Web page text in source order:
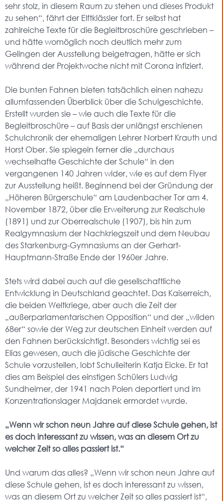
sehr stolz, in diesem Raum zu stehen und dieses Produkt
zu sehen“, fährt der Elftklässler fort. Er selbst hat
zahlreiche Texte für die Begleitbroschüre geschrieben –
und hätte womöglich noch deutlich mehr zum
Gelingen der Ausstellung beigetragen, hätte er sich
während der Projektwoche nicht mit Corona infiziert.
Die bunten Fahnen bieten tatsächlich einen nahezu
allumfassenden Überblick über die Schulgeschichte.
Erstellt wurden sie – wie auch die Texte für die
Begleitbroschüre – auf Basis der unlängst erschienen
Schulchronik der ehemaligen Lehrer Norbert Krauth und
Horst Ober. Sie spiegeln ferner die „durchaus
wechselhafte Geschichte der Schule“ in den
vergangenen 140 Jahren wider, wie es auf dem Flyer
zur Ausstellung heißt. Beginnend bei der Gründung der
„Höheren Bürgerschule“ am Laudenbacher Tor am 4.
November 1872, über die Erweiterung zur Realschule
(1891) und zur Oberrealschule (1907), bis hin zum
Realgymnasium der Nachkriegszeit und dem Neubau
des Starkenburg-Gymnasiums an der Gerhart-
Hauptmann-Straße Ende der 1960er Jahre.
Stets wird dabei auch auf die gesellschaftliche
Entwicklung in Deutschland geachtet. Das Kaiserreich,
die beiden Weltkriege, aber auch die Zeit der
„außerparlamentarischen Opposition“ und der „wilden
68er“ sowie der Weg zur deutschen Einheit werden auf
den Fahnen berücksichtigt. Besonders wichtig sei es
Elias gewesen, auch die jüdische Geschichte der
Schule vorzustellen, lobt Schulleiterin Katja Eicke. Er tat
dies am Beispiel des einstigen Schülers Ludwig
Sundheimer, der 1941 nach Polen deportiert und im
Konzentrationslager Majdanek ermordet wurde.
„Wenn wir schon neun Jahre auf diese Schule gehen, ist
es doch interessant zu wissen, was an diesem Ort zu
welcher Zeit so alles passiert ist.“
Und warum das alles? „Wenn wir schon neun Jahre auf
diese Schule gehen, ist es doch interessant zu wissen,
was an diesem Ort zu welcher Zeit so alles passiert ist“,